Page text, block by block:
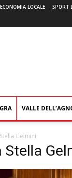
ECONOMIA LOCALE SPORT
VALLE
Gelmini
Stella